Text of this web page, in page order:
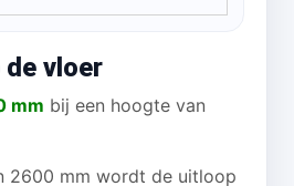
de vloer
mm bij een hoogte van
2600 mm wordt de uitloop